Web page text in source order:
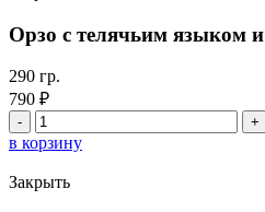
тигровыми
и
из
шпината
Орзо с телячьим языком и
290 гр.
790 ₽
Количество
товара
Орзо
с
телячьим
в корзину
Закрыть